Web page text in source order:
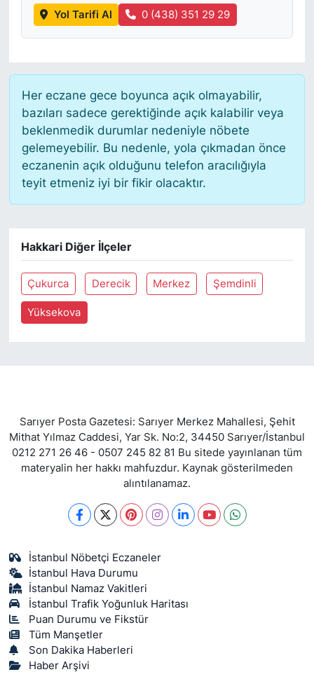
Yol Tarifi Al 0 (438) 351 29 29
Her eczane gece boyunca açık olmayabilir,
bazıları sadece gerektiğinde açık kalabilir veya
beklenmedik durumlar nedeniyle nöbete
gelemeyebilir. Bu nedenle, yola çıkmadan önce
eczanenin açık olduğunu telefon aracılığıyla
teyit etmeniz iyi bir fikir olacaktır.
Hakkari Diğer İlçeler
Çukurca Derecik Merkez Şemdinli
Yüksekova
Sarıyer Posta Gazetesi: Sarıyer Merkez Mahallesi, Şehit
Mithat Yılmaz Caddesi, Yar Sk. No:2, 34450 Sarıyer/İstanbul
0212 271 26 46 - 0507 245 82 81 Bu sitede yayınlanan tüm
materyalin her hakkı mahfuzdur. Kaynak gösterilmeden
alıntılanamaz.
İstanbul Nöbetçi Eczaneler
İstanbul Hava Durumu
İstanbul Namaz Vakitleri
İstanbul Trafik Yoğunluk Haritası
Puan Durumu ve Fikstür
Tüm Manşetler
Son Dakika Haberleri
Haber Arşivi